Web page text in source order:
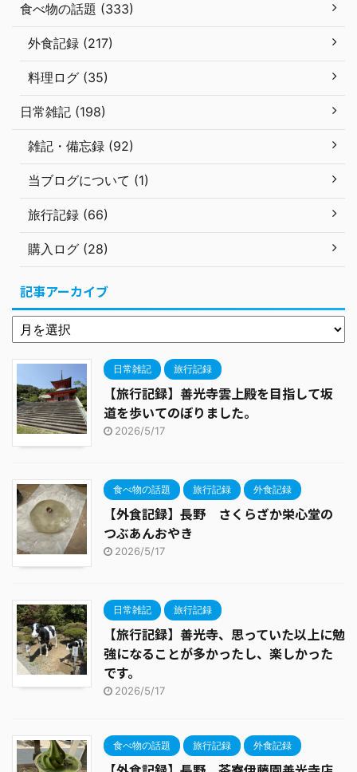
食べ物の話題 (333)
外食記録 (217)
料理ログ (35)
日常雑記 (198)
雑記・備忘録 (92)
当ブログについて (1)
旅行記録 (66)
購入ログ (28)
記事アーカイブ
日常雑記 旅行記録
【旅行記録】善光寺雲上殿を目指して坂
道を歩いてのぼりました。
2026/5/17
食べ物の話題 旅行記録 外食記録
【外食記録】長野 さくらざか栄心堂の
つぶあんおやき
2026/5/17
日常雑記 旅行記録
【旅行記録】善光寺、思っていた以上に勉
強になることが多かったし、楽しかった
です。
2026/5/17
食べ物の話題 旅行記録 外食記録